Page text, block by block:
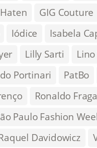
GIG Couture
Iódice Isabela
Lilly Sarti
Portinari
PatBo
Ronaldo Fraga
Paulo Fashion
Davidowicz